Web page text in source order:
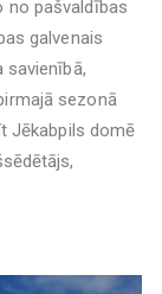
no pašvaldības
galvenais
sezonā
Jēkabpils domē